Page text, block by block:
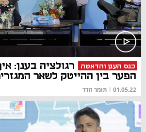
כנס הענן והדאטה
רגולציה בענן:
הפער בין ההייטק לשאר
01.05.22
| תומר הדר